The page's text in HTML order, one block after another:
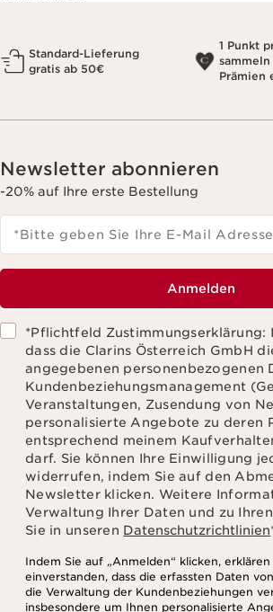
Standard-Lieferung
gratis ab 50€
1 Punkt
Prämien
Newsletter abonnieren
-20% auf Ihre erste Bestellung
*Bitte geben Sie Ihre E-Mail
Anmelden
*Pflichtfeld Zustimmungserklärung:
dass die Clarins Österreich GmbH
angegebenen personenbezogenen
Kundenbeziehungsmanagement
Veranstaltungen, Zusendung von
personalisierte Angebote zu deren
entsprechend meinem
darf. Sie können Ihre Einwilligung
widerrufen, indem Sie auf den
Newsletter klicken. Weitere
Verwaltung Ihrer Daten und zu
Sie in unseren Datenschutzrichtlinien
Indem Sie auf „Anmelden“ klicken,
einverstanden, dass die erfassten Daten
die Verwaltung der Kundenbeziehungen
insbesondere um Ihnen personalisierte